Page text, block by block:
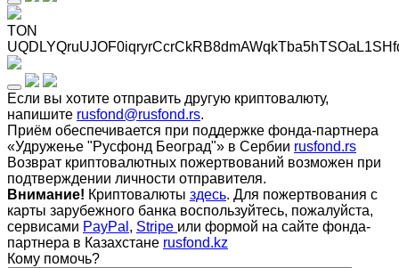
TON
Если вы хотите отправить другую криптовалюту,
напишите rusfond@rusfond.rs.
Приём обеспечивается при поддержке фонда-партнера
«Удружење "Русфонд Београд"» в Сербии rusfond.rs
Возврат криптовалютных пожертвований возможен при
подтверждении личности отправителя.
Внимание! Криптовалюты здесь. Для пожертвования с
карты зарубежного банка воспользуйтесь, пожалуйста,
сервисами PayPal , Stripe или формой на сайте фонда-
партнера в Казахстане rusfond.kz
Кому помочь?